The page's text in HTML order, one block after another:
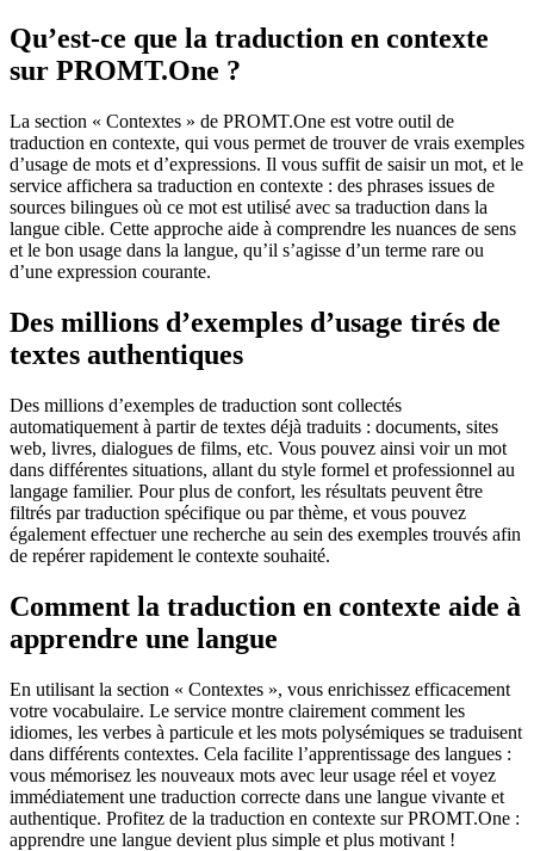
Qu’est-ce que la traduction en contexte
sur PROMT.One ?
La section « Contextes » de PROMT.One est votre outil de
traduction en contexte, qui vous permet de trouver de vrais exemples
d’usage de mots et d’expressions. Il vous suffit de saisir un mot, et le
service affichera sa traduction en contexte : des phrases issues de
sources bilingues où ce mot est utilisé avec sa traduction dans la
langue cible. Cette approche aide à comprendre les nuances de sens
et le bon usage dans la langue, qu’il s’agisse d’un terme rare ou
d’une expression courante.
Des millions d’exemples d’usage tirés de
textes authentiques
Des millions d’exemples de traduction sont collectés
automatiquement à partir de textes déjà traduits : documents, sites
web, livres, dialogues de films, etc. Vous pouvez ainsi voir un mot
dans différentes situations, allant du style formel et professionnel au
langage familier. Pour plus de confort, les résultats peuvent être
filtrés par traduction spécifique ou par thème, et vous pouvez
également effectuer une recherche au sein des exemples trouvés afin
de repérer rapidement le contexte souhaité.
Comment la traduction en contexte aide à
apprendre une langue
En utilisant la section « Contextes », vous enrichissez efficacement
votre vocabulaire. Le service montre clairement comment les
idiomes, les verbes à particule et les mots polysémiques se traduisent
dans différents contextes. Cela facilite l’apprentissage des langues :
vous mémorisez les nouveaux mots avec leur usage réel et voyez
immédiatement une traduction correcte dans une langue vivante et
authentique. Profitez de la traduction en contexte sur PROMT.One :
apprendre une langue devient plus simple et plus motivant !